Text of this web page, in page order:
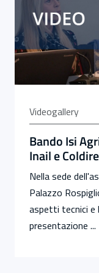
Videogallery
Bando Isi
Inail e
Nella sede
Palazzo
aspetti tecnici e
presentazione ...